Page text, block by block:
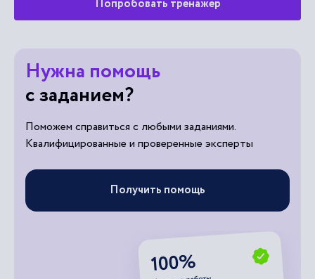
Попробовать тренажер
Нужна помощь
с заданием?
Поможем справиться с любыми заданиями.
Квалифицированные и проверенные эксперты
Получить помощь